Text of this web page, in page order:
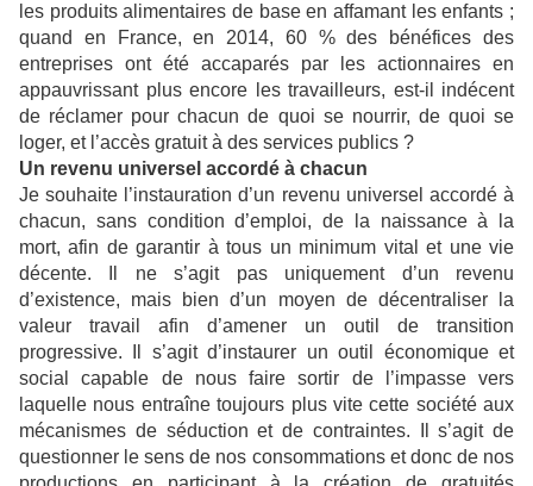
les produits alimentaires de base en affamant les enfants ;
quand en France, en 2014, 60 % des bénéfices des
entreprises ont été accaparés par les actionnaires en
appauvrissant plus encore les travailleurs, est-il indécent
de réclamer pour chacun de quoi se nourrir, de quoi se
loger, et l’accès gratuit à des services publics ?
Un revenu universel accordé à chacun
Je souhaite l’instauration d’un revenu universel accordé à
chacun, sans condition d’emploi, de la naissance à la
mort, afin de garantir à tous un minimum vital et une vie
décente. Il ne s’agit pas uniquement d’un revenu
d’existence, mais bien d’un moyen de décentraliser la
valeur travail afin d’amener un outil de transition
progressive. Il s’agit d’instaurer un outil économique et
social capable de nous faire sortir de l’impasse vers
laquelle nous entraîne toujours plus vite cette société aux
mécanismes de séduction et de contraintes. Il s’agit de
questionner le sens de nos consommations et donc de nos